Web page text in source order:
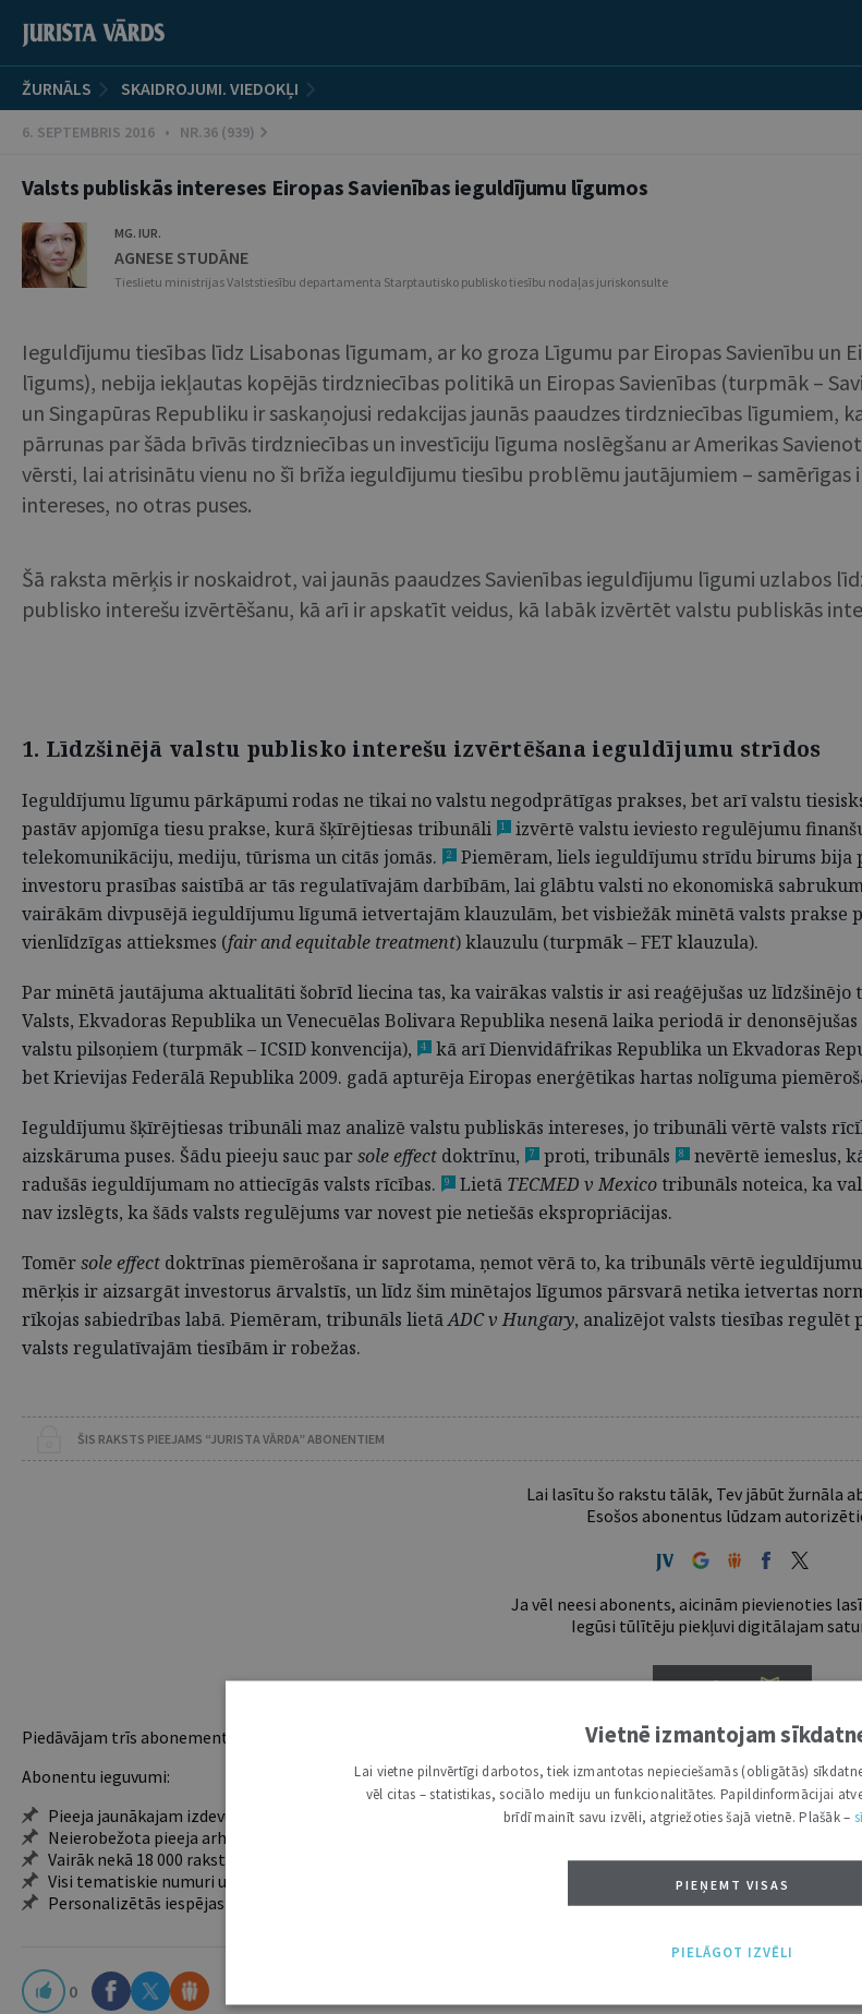
ŽURNĀLS SKAIDROJUMI. VIEDOKĻI
6. SEPTEMBRIS 2016 • NR.36 (939)
Valsts publiskās intereses Eiropas Savienības ieguldījumu līgumos
MG. IUR.
AGNESE STUDĀNE
Tieslietu ministrijas Valststiesību departamenta Starptautisko publisko tiesību nodaļas juriskonsulte
Ieguldījumu tiesības līdz Lisabonas līgumam, ar ko groza Līgumu par Eiropas Savienību un
līgums), nebija iekļautas kopējās tirdzniecības politikā un Eiropas Savienības (turpmāk –
un Singapūras Republiku ir saskaņojusi redakcijas jaunās paaudzes tirdzniecības līgumiem,
pārrunas par šāda brīvās tirdzniecības un investīciju līguma noslēgšanu ar Amerikas
vērsti, lai atrisinātu vienu no šī brīža ieguldījumu tiesību problēmu jautājumiem – samērīgas
intereses, no otras puses.
Šā raksta mērķis ir noskaidrot, vai jaunās paaudzes Savienības ieguldījumu līgumi uzlabos
publisko interešu izvērtēšanu, kā arī ir apskatīt veidus, kā labāk izvērtēt valstu publiskās
1. Līdzšinējā valstu publisko interešu izvērtēšana ieguldījumu strīdos
Ieguldījumu līgumu pārkāpumi rodas ne tikai no valstu negodprātīgas prakses, bet arī valstu
pastāv apjomīga tiesu prakse, kurā šķīrējtiesas tribunāli
1
izvērtē valstu ieviesto regulējumu
telekomunikāciju, mediju, tūrisma un citās jomās.
2
Piemēram, liels ieguldījumu strīdu birums bija
investoru prasības saistībā ar tās regulatīvajām darbībām, lai glābtu valsti no ekonomiskā
vairākām divpusējā ieguldījumu līgumā ietvertajām klauzulām, bet visbiežāk minētā valsts prakse
vienlīdzīgas attieksmes (fair and equitable treatment) klauzulu (turpmāk – FET klauzula).
Par minētā jautājuma aktualitāti šobrīd liecina tas, ka vairākas valstis ir asi reaģējušas uz
Valsts, Ekvadoras Republika un Venecuēlas Bolivara Republika nesenā laika periodā ir
valstu pilsoņiem (turpmāk – ICSID konvencija),
4 kā arī Dienvidāfrikas Republika un Ekvadoras
bet Krievijas Federālā Republika 2009. gadā apturēja Eiropas enerģētikas hartas nolīguma
Ieguldījumu šķīrējtiesas tribunāli maz analizē valstu publiskās intereses, jo tribunāli vērtē valsts
aizskāruma puses. Šādu pieeju sauc parsole effect doktrīnu, 7 proti, tribunāls 8
nevērtē iemeslus,
radušās ieguldījumam no attiecīgās valsts rīcības.
9 Lietā TECMED v Mexico tribunāls noteica, ka
nav izslēgts, ka šāds valsts regulējums var novest pie netiešās ekspropriācijas.
Tomērsole effect doktrīnas piemērošana ir saprotama, ņemot vērā to, ka tribunāls vērtē
mērķis ir aizsargāt investorus ārvalstīs, un līdz šim minētajos līgumos pārsvarā netika ietvertas
rīkojas sabiedrības labā. Piemēram, tribunāls lietāADC v Hungary, analizējot valsts tiesības
valsts regulatīvajām tiesībām ir robežas.
ŠIS RAKSTS PIEEJAMS “JURISTA VĀRDA” ABONENTIEM
Lai lasītu šo rakstu tālāk, Tev jābūt žurnāla
Esošos abonentus lūdzam
Ja vēl neesi abonents, aicinām pievienoties
Iegūsi tūlītēju piekļuvi digitālajam
ABONĒT
Piedāvājam trīs abonementu veidus. Vienam lietotājam piemērotākais ir "Mazais" (3, 6 un 12 mēnešiem).
Abonentu ieguvumi:
Pieeja jaunākajam izdevumam
Neierobežota pieeja arhīvam – 24 h/7 d.
Vairāk nekā 18 000 rakstu un 2000 autoru
Visi tematiskie numuri un ikgadējie grāmatžurnāli
Personalizētās iespējas – piezīmes, citāti, mapes
0
Vietnē izmantojam
Lai vietne pilnvērtīgi darbotos, tiek izmantotas nepieciešamās (obligātās)
vēl citas – statistikas, sociālo mediju un funkcionalitātes. Papildinformācijai
brīdī mainīt savu izvēli, atgriežoties šajā vietnē. Plašāk –
PIEŅEMT VISAS
PIELĀGOT IZVĒLI